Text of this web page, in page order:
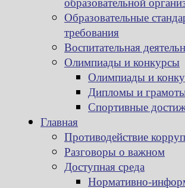
Образовательные
требования
Воспитательная
Олимпиады и конкурсы
Олимпиады и
Дипломы и
Спортивные
Главная
Противодействие
Разговоры о важном
Доступная среда
Нормативно-